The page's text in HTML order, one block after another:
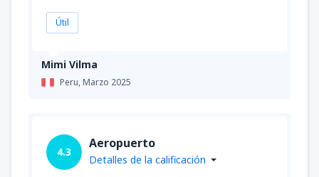
Mimi Vilma
Peru,Marzo 2025
Útil
4.3
Aeropuerto
Detalles de la calificación